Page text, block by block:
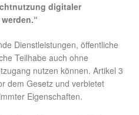
digitaler
Dienstleistungen, öffentliche
Teilhabe auch ohne
nutzen können. Artikel 3
dem Gesetz und verbietet
Eigenschaften.